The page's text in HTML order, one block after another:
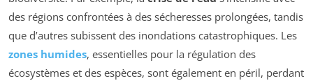
des régions confrontées à des sécheresses prolongées, tandis
que d’autres subissent des inondations catastrophiques. Les
zones humides, essentielles pour la régulation des
écosystèmes et des espèces, sont également en péril, perdant